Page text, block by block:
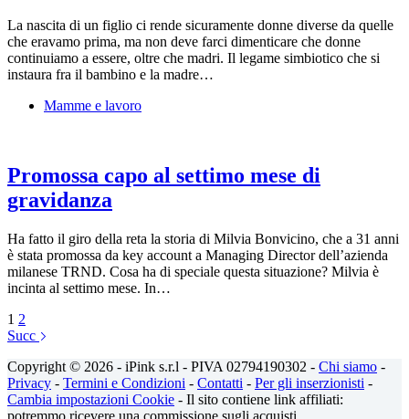
La nascita di un figlio ci rende sicuramente donne diverse da quelle
che eravamo prima, ma non deve farci dimenticare che donne
continuiamo a essere, oltre che madri. Il legame simbiotico che si
instaura fra il bambino e la madre…
Mamme e lavoro
Promossa capo al settimo mese di
gravidanza
Ha fatto il giro della reta la storia di Milvia Bonvicino, che a 31 anni
è stata promossa da key account a Managing Director dell’azienda
milanese TRND. Cosa ha di speciale questa situazione? Milvia è
incinta al settimo mese. In…
1 2
Succ
Copyright © 2026 - iPink s.r.l - PIVA 02794190302 - Chi siamo -
Privacy - Termini e Condizioni - Contatti - Per gli inserzionisti -
Cambia impostazioni Cookie - Il sito contiene link affiliati: